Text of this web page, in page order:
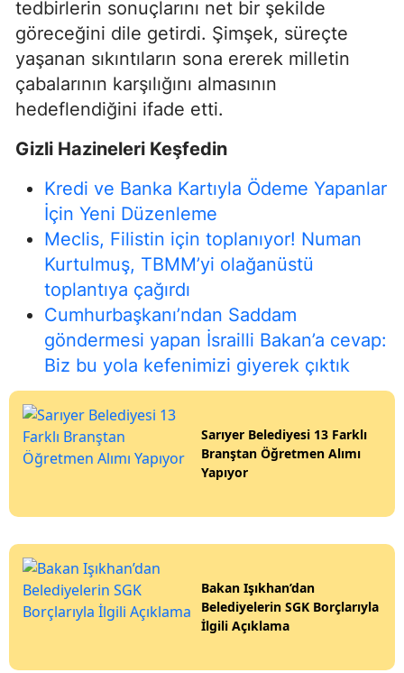
tedbirlerin sonuçlarını net bir şekilde
göreceğini dile getirdi. Şimşek, süreçte
yaşanan sıkıntıların sona ererek milletin
çabalarının karşılığını almasının
hedeflendiğini ifade etti.
Gizli Hazineleri Keşfedin
Kredi ve Banka Kartıyla Ödeme Yapanlar
İçin Yeni Düzenleme
Meclis, Filistin için toplanıyor! Numan
Kurtulmuş, TBMM’yi olağanüstü
toplantıya çağırdı
Cumhurbaşkanı’ndan Saddam
göndermesi yapan İsrailli Bakan’a cevap:
Biz bu yola kefenimizi giyerek çıktık
Sarıyer Belediyesi 13 Farklı
Branştan Öğretmen Alımı
Yapıyor
Bakan Işıkhan’dan
Belediyelerin SGK Borçlarıyla
İlgili Açıklama